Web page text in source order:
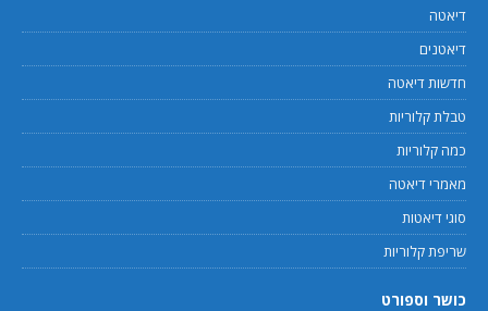
דיאטה
דיאטנים
חדשות דיאטה
טבלת קלוריות
כמה קלוריות
מאמרי דיאטה
סוגי דיאטות
שריפת קלוריות
כושר וספורט